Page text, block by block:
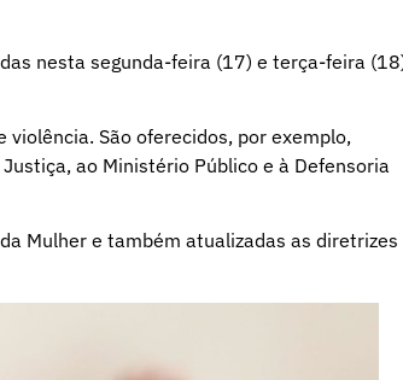
nesta segunda-feira (17) e terça-feira
São oferecidos, por exemplo,
ao Ministério Público e à Defensoria
Mulher e também atualizadas as diretrizes